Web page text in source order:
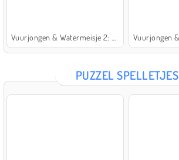
PUZZEL SPELLETJES